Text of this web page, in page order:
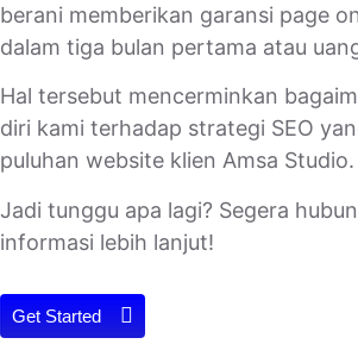
berani memberikan garansi page
dalam tiga bulan pertama atau
Hal tersebut mencerminkan
diri kami terhadap strategi SEO
puluhan website klien Amsa Studio.
Jadi tunggu apa lagi? Segera
informasi lebih lanjut!
Get Started